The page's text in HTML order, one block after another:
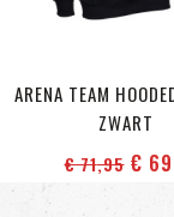
ARENA TEAM
ZWART
€ 71,95€ 69